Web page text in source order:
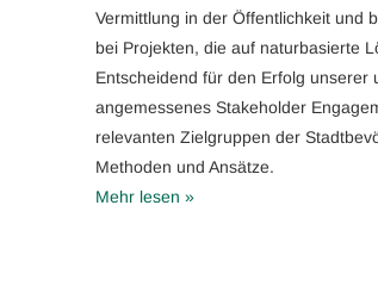
Vermittlung in der Öffentlichkeit und
bei Projekten, die auf naturbasierte
Entscheidend für den Erfolg
angemessenes Stakeholder
relevanten Zielgruppen der
Methoden und Ansätze.
Mehr lesen »